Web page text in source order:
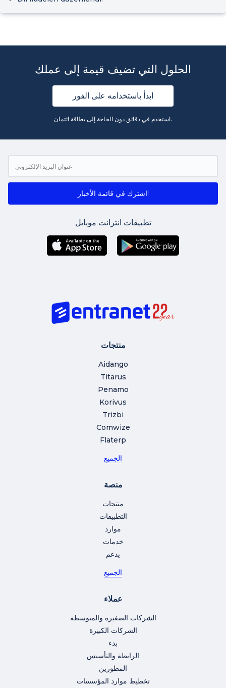
الحلول التي تضيف قيمة إلى عملك
ابدأ باستخدامه على الفور
استخدم في دقائق دون الحاجة إلى بطاقة ائتمان.
اشترك في قائمة الأخبار!
تطبيقات انترانت موبايل
منتجات
Aidango
Titarus
Penamo
Korivus
Trizbi
Comwize
Flaterp
الجميع
منصة
منتجات
التطبيقات
موارد
خدمات
يدعم
الجميع
عملاء
الشركات الصغيرة والمتوسطة
الشركات الكبيرة
بدء
الرابطة والتأسيس
المطورين
تخطيط موارد المؤسسات